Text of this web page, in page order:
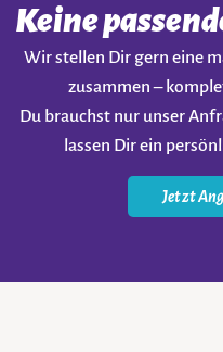
Keine
Wir stellen Dir gern eine
zusammen –
Du brauchst nur unser
lassen Dir ein
Jetzt